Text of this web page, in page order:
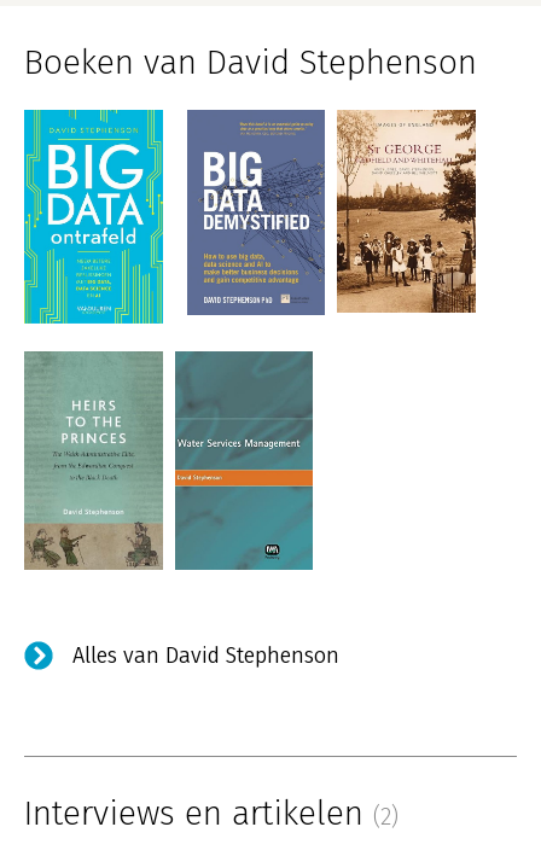
Boeken van David Stephenson
Alles van David Stephenson
Interviews en artikelen (2)